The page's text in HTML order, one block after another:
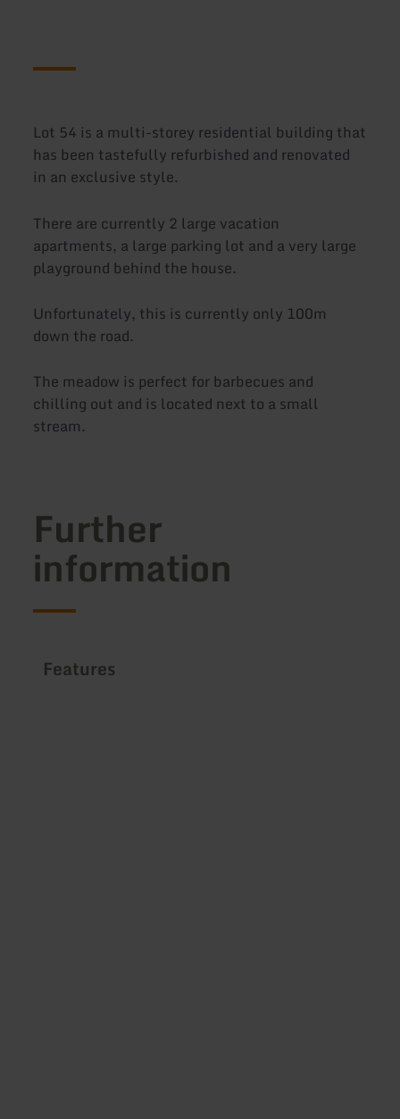
Lot 54 is a multi-storey residential building that
has been tastefully refurbished and renovated
in an exclusive style.
There are currently 2 large vacation
apartments, a large parking lot and a very large
playground behind the house.
Unfortunately, this is currently only 100m
down the road.
The meadow is perfect for barbecues and
chilling out and is located next to a small
stream.
Further
information
Features